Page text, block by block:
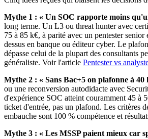
Mythe 1 : « Un SOC rapporte moins
long terme. Un L3 ou threat hunter avec
75 à 85 k€, à parité avec un pentester
dessus en banque ou éditeur cyber. Le
dépasse celui de la plupart des consultants
généraliste. Voir l'article Pentester vs
Mythe 2 : « Sans Bac+5 on plafonne à 40
ou une reconversion autodidacte avec
d'expérience SOC atteint couramment 45 à
ticket d'entrée, pas un plafond. Les critères
embauche sont 100 % compétence et
Mythe 3 : « Les MSSP paient mieux car